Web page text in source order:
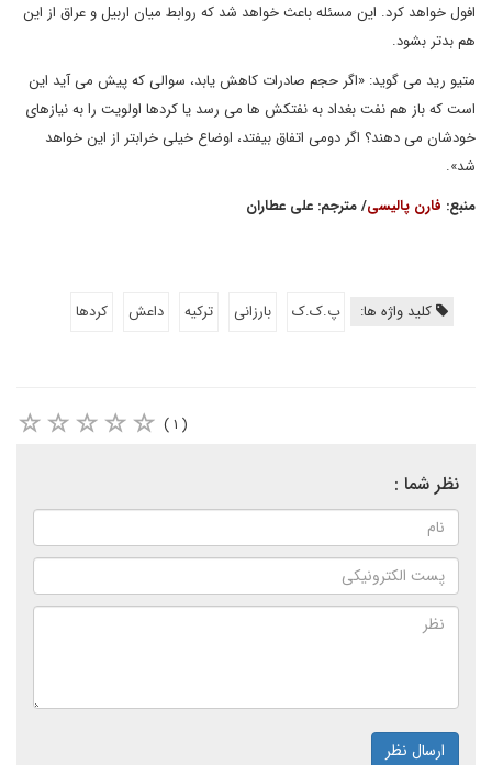
افول خواهد کرد. این مسئله باعث خواهد شد که روابط میان اربیل و عراق از این
هم بدتر بشود.
متیو رید می گوید: «اگر حجم صادرات کاهش یابد، سوالی که پیش می آید این
است که باز هم نفت بغداد به نفتکش ها می رسد یا کردها اولویت را به نیازهای
خودشان می دهند؟ اگر دومی اتفاق بیفتد، اوضاع خیلی خرابتر از این خواهد
شد».
منبع: فارن پالیسی/ مترجم: علی عطاران
کلید واژه ها: پ.ک.ک بارزانی ترکیه داعش کردها
( ۱ )
نظر شما :
ارسال نظر